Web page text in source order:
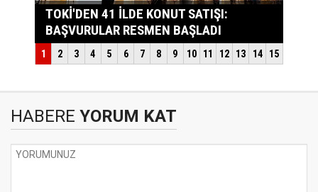
HABERE YORUM KAT